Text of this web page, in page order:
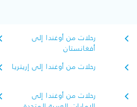
رحلات من أوغندا إلى
أفغانستان
رحلات من أوغندا إلى إريتريا
رحلات من أوغندا إلى